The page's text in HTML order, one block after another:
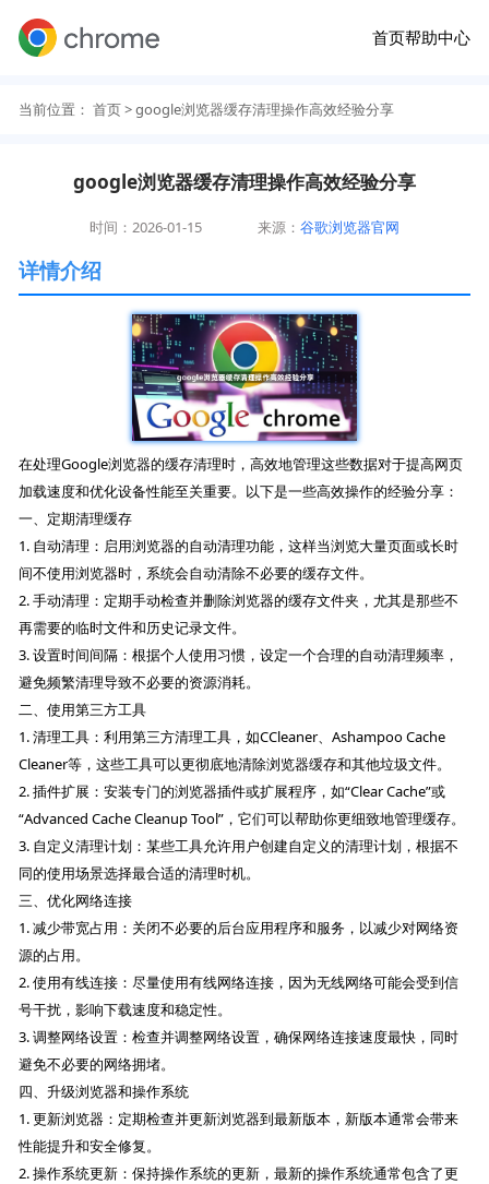
首页帮助中心
当前位置： 首页> google浏览器缓存清理操作高效经验分享
google浏览器缓存清理操作高效经验分享
时间：2026-01-15 来源：谷歌浏览器官网
详情介绍
在处理Google浏览器的缓存清理时，高效地管理这些数据对于提高网页
加载速度和优化设备性能至关重要。以下是一些高效操作的经验分享：
一、定期清理缓存
1. 自动清理：启用浏览器的自动清理功能，这样当浏览大量页面或长时
间不使用浏览器时，系统会自动清除不必要的缓存文件。
2. 手动清理：定期手动检查并删除浏览器的缓存文件夹，尤其是那些不
再需要的临时文件和历史记录文件。
3. 设置时间间隔：根据个人使用习惯，设定一个合理的自动清理频率，
避免频繁清理导致不必要的资源消耗。
二、使用第三方工具
1. 清理工具：利用第三方清理工具，如CCleaner、Ashampoo Cache
Cleaner等，这些工具可以更彻底地清除浏览器缓存和其他垃圾文件。
2. 插件扩展：安装专门的浏览器插件或扩展程序，如“Clear Cache”或
“Advanced Cache Cleanup Tool”，它们可以帮助你更细致地管理缓存。
3. 自定义清理计划：某些工具允许用户创建自定义的清理计划，根据不
同的使用场景选择最合适的清理时机。
三、优化网络连接
1. 减少带宽占用：关闭不必要的后台应用程序和服务，以减少对网络资
源的占用。
2. 使用有线连接：尽量使用有线网络连接，因为无线网络可能会受到信
号干扰，影响下载速度和稳定性。
3. 调整网络设置：检查并调整网络设置，确保网络连接速度最快，同时
避免不必要的网络拥堵。
四、升级浏览器和操作系统
1. 更新浏览器：定期检查并更新浏览器到最新版本，新版本通常会带来
性能提升和安全修复。
2. 操作系统更新：保持操作系统的更新，最新的操作系统通常包含了更